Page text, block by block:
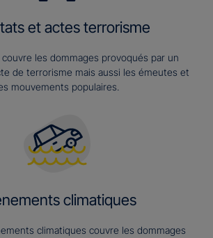
et actes terrorisme
les dommages provoqués par un
de terrorisme mais aussi les émeutes et
mouvements populaires.
climatiques
climatiques couvre les dommages